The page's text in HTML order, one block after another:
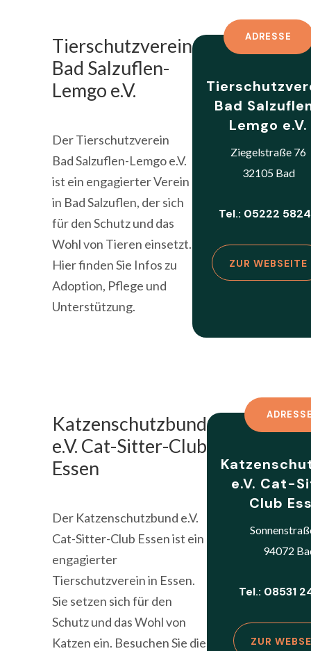
Tierschutzverein
Bad Salzuflen-
Lemgo e.V.
Der Tierschutzverein
Bad Salzuflen-Lemgo e.V.
ist ein engagierter Verein
in Bad Salzuflen, der sich
für den Schutz und das
Wohl von Tieren einsetzt.
Hier finden Sie Infos zu
Adoption, Pflege und
Unterstützung.
ADRESSE
Bad
Lemgo e.V.
Ziegelstraße 76
32105 Bad
Tel.: 05222
ZUR WEBSEITE
Katzenschutzbund
e.V. Cat-Sitter-Club
Essen
Der Katzenschutzbund e.V.
Cat-Sitter-Club Essen ist ein
engagierter
Tierschutzverein in Essen.
Sie setzen sich für den
Schutz und das Wohl von
Katzen ein. Besuchen Sie die
e.V. Cat-
Club
94072
Tel.: 08531
ZUR